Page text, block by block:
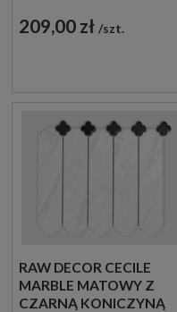
DEKORACYJNA
IMITUJĄCA KAMIEŃ W
209,00 zł szt.
RAW DECOR CECILE
MARBLE MATOWY Z
CZARNĄ KONICZYNĄ